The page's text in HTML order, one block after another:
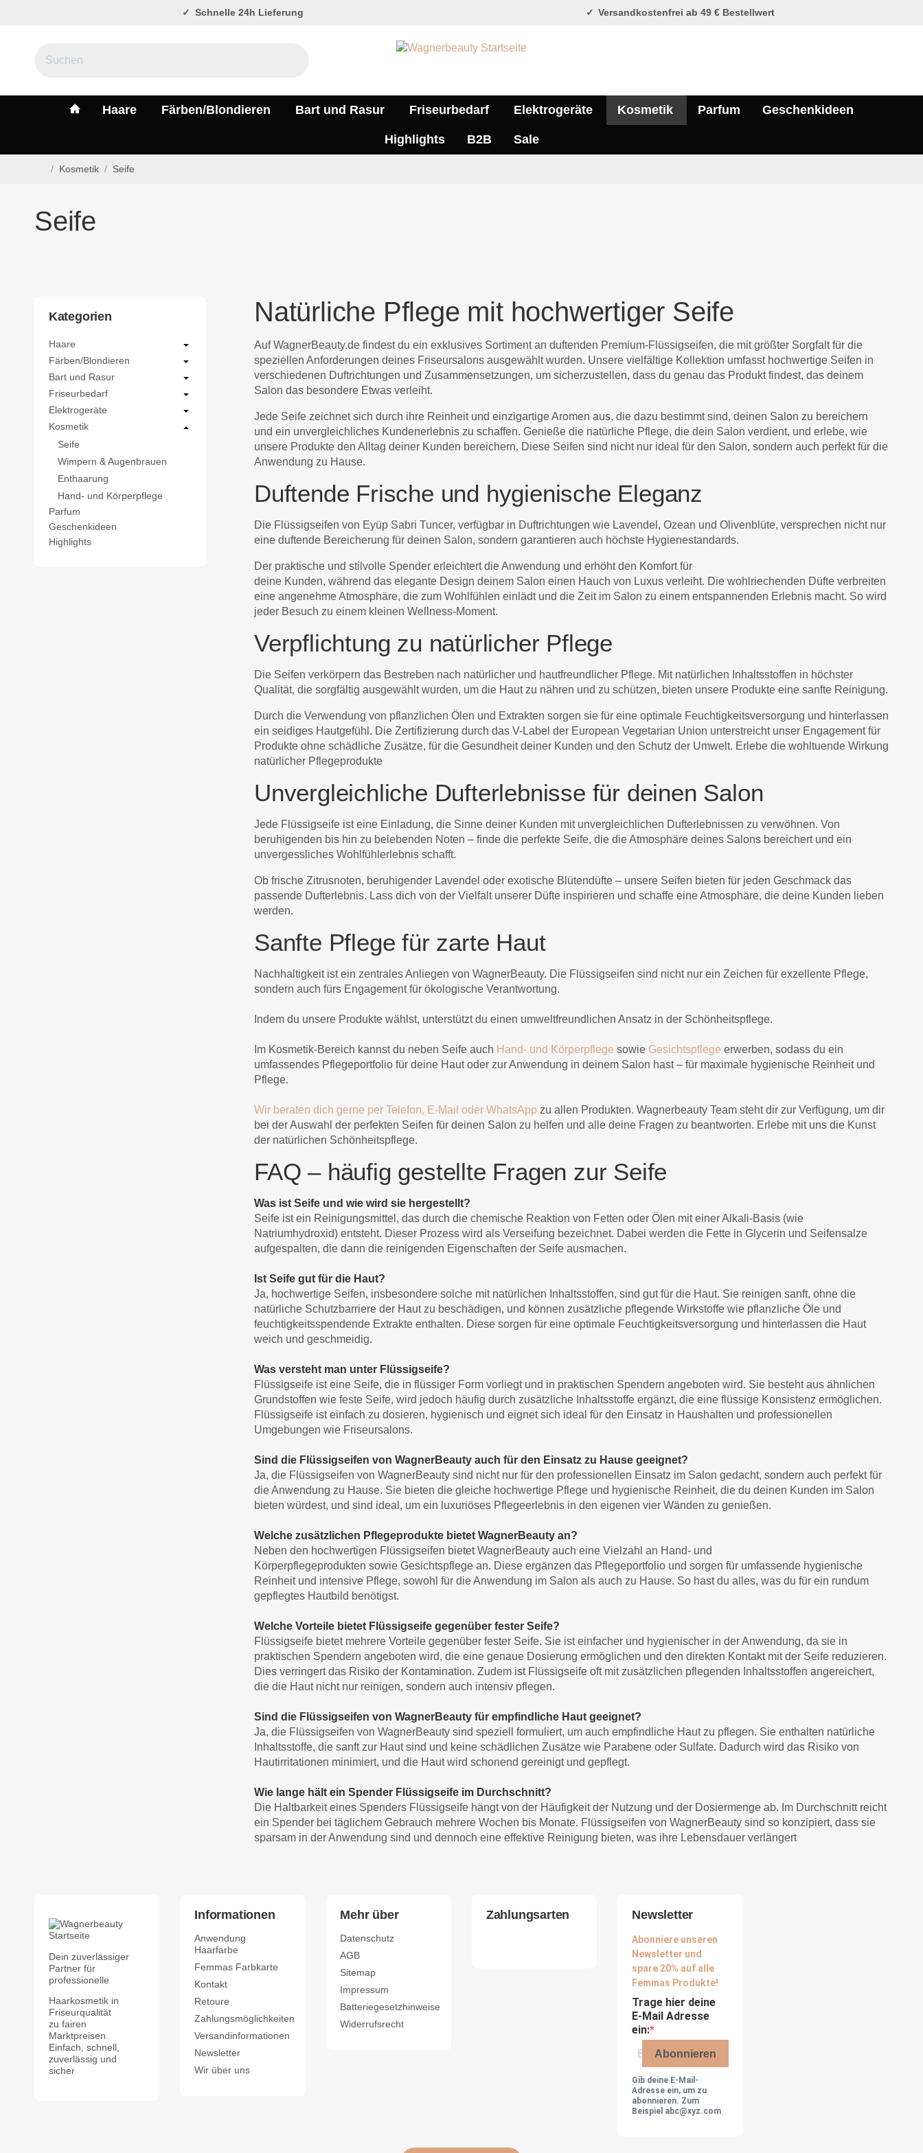
Schnelle 24h Lieferung Versandkostenfrei ab 49 € Bestellwert
#custom.linkHome#
Haare Färben/Blondieren Bart und Rasur Friseurbedarf Elektrogeräte Kosmetik Parfum Geschenkideen
Highlights B2B Sale
/ Kosmetik / Seife
Seife
Natürliche Pflege mit hochwertiger Seife
Auf WagnerBeauty.de findest du ein exklusives Sortiment an duftenden Premium-Flüssigseifen, die mit größter Sorgfalt für die
speziellen Anforderungen deines Friseursalons ausgewählt wurden. Unsere vielfältige Kollektion umfasst hochwertige Seifen in
verschiedenen Duftrichtungen und Zusammensetzungen, um sicherzustellen, dass du genau das Produkt findest, das deinem
Salon das besondere Etwas verleiht.
Jede Seife zeichnet sich durch ihre Reinheit und einzigartige Aromen aus, die dazu bestimmt sind, deinen Salon zu bereichern
und ein unvergleichliches Kundenerlebnis zu schaffen. Genieße die natürliche Pflege, die dein Salon verdient, und erlebe, wie
unsere Produkte den Alltag deiner Kunden bereichern. Diese Seifen sind nicht nur ideal für den Salon, sondern auch perfekt für die
Anwendung zu Hause.
Duftende Frische und hygienische Eleganz
Die Flüssigseifen von Eyüp Sabri Tuncer, verfügbar in Duftrichtungen wie Lavendel, Ozean und Olivenblüte, versprechen nicht nur
eine duftende Bereicherung für deinen Salon, sondern garantieren auch höchste Hygienestandards.
Der praktische und stilvolle Spender erleichtert die Anwendung und erhöht den Komfort für
deine Kunden, während das elegante Design deinem Salon einen Hauch von Luxus verleiht. Die wohlriechenden Düfte verbreiten
eine angenehme Atmosphäre, die zum Wohlfühlen einlädt und die Zeit im Salon zu einem entspannenden Erlebnis macht. So wird
jeder Besuch zu einem kleinen Wellness-Moment.
Verpflichtung zu natürlicher Pflege
Die Seifen verkörpern das Bestreben nach natürlicher und hautfreundlicher Pflege. Mit natürlichen Inhaltsstoffen in höchster
Qualität, die sorgfältig ausgewählt wurden, um die Haut zu nähren und zu schützen, bieten unsere Produkte eine sanfte Reinigung.
Durch die Verwendung von pflanzlichen Ölen und Extrakten sorgen sie für eine optimale Feuchtigkeitsversorgung und hinterlassen
ein seidiges Hautgefühl. Die Zertifizierung durch das V-Label der European Vegetarian Union unterstreicht unser Engagement für
Produkte ohne schädliche Zusätze, für die Gesundheit deiner Kunden und den Schutz der Umwelt. Erlebe die wohltuende Wirkung
natürlicher Pflegeprodukte
Unvergleichliche Dufterlebnisse für deinen Salon
Jede Flüssigseife ist eine Einladung, die Sinne deiner Kunden mit unvergleichlichen Dufterlebnissen zu verwöhnen. Von
beruhigenden bis hin zu belebenden Noten – finde die perfekte Seife, die die Atmosphäre deines Salons bereichert und ein
unvergessliches Wohlfühlerlebnis schafft.
Ob frische Zitrusnoten, beruhigender Lavendel oder exotische Blütendüfte – unsere Seifen bieten für jeden Geschmack das
passende Dufterlebnis. Lass dich von der Vielfalt unserer Düfte inspirieren und schaffe eine Atmosphäre, die deine Kunden lieben
werden.
Sanfte Pflege für zarte Haut
Nachhaltigkeit ist ein zentrales Anliegen von WagnerBeauty. Die Flüssigseifen sind nicht nur ein Zeichen für exzellente Pflege,
sondern auch fürs Engagement für ökologische Verantwortung.
Indem du unsere Produkte wählst, unterstützt du einen umweltfreundlichen Ansatz in der Schönheitspflege.
Im Kosmetik-Bereich kannst du neben Seife auch Hand- und Körperpflege sowie Gesichtspflege erwerben, sodass du ein
umfassendes Pflegeportfolio für deine Haut oder zur Anwendung in deinem Salon hast – für maximale hygienische Reinheit und
Pflege.
Wir beraten dich gerne per Telefon, E-Mail oder WhatsApp zu allen Produkten. Wagnerbeauty Team steht dir zur Verfügung, um dir
bei der Auswahl der perfekten Seifen für deinen Salon zu helfen und alle deine Fragen zu beantworten. Erlebe mit uns die Kunst
der natürlichen Schönheitspflege.
FAQ – häufig gestellte Fragen zur Seife
Was ist Seife und wie wird sie hergestellt?
Seife ist ein Reinigungsmittel, das durch die chemische Reaktion von Fetten oder Ölen mit einer Alkali-Basis (wie
Natriumhydroxid) entsteht. Dieser Prozess wird als Verseifung bezeichnet. Dabei werden die Fette in Glycerin und Seifensalze
aufgespalten, die dann die reinigenden Eigenschaften der Seife ausmachen.
Ist Seife gut für die Haut?
Ja, hochwertige Seifen, insbesondere solche mit natürlichen Inhaltsstoffen, sind gut für die Haut. Sie reinigen sanft, ohne die
natürliche Schutzbarriere der Haut zu beschädigen, und können zusätzliche pflegende Wirkstoffe wie pflanzliche Öle und
feuchtigkeitsspendende Extrakte enthalten. Diese sorgen für eine optimale Feuchtigkeitsversorgung und hinterlassen die Haut
weich und geschmeidig.
Was versteht man unter Flüssigseife?
Flüssigseife ist eine Seife, die in flüssiger Form vorliegt und in praktischen Spendern angeboten wird. Sie besteht aus ähnlichen
Grundstoffen wie feste Seife, wird jedoch häufig durch zusätzliche Inhaltsstoffe ergänzt, die eine flüssige Konsistenz ermöglichen.
Flüssigseife ist einfach zu dosieren, hygienisch und eignet sich ideal für den Einsatz in Haushalten und professionellen
Umgebungen wie Friseursalons.
Sind die Flüssigseifen von WagnerBeauty auch für den Einsatz zu Hause geeignet?
Ja, die Flüssigseifen von WagnerBeauty sind nicht nur für den professionellen Einsatz im Salon gedacht, sondern auch perfekt für
die Anwendung zu Hause. Sie bieten die gleiche hochwertige Pflege und hygienische Reinheit, die du deinen Kunden im Salon
bieten würdest, und sind ideal, um ein luxuriöses Pflegeerlebnis in den eigenen vier Wänden zu genießen.
Welche zusätzlichen Pflegeprodukte bietet WagnerBeauty an?
Neben den hochwertigen Flüssigseifen bietet WagnerBeauty auch eine Vielzahl an Hand- und
Körperpflegeprodukten sowie Gesichtspflege an. Diese ergänzen das Pflegeportfolio und sorgen für umfassende hygienische
Reinheit und intensive Pflege, sowohl für die Anwendung im Salon als auch zu Hause. So hast du alles, was du für ein rundum
gepflegtes Hautbild benötigst.
Welche Vorteile bietet Flüssigseife gegenüber fester Seife?
Flüssigseife bietet mehrere Vorteile gegenüber fester Seife. Sie ist einfacher und hygienischer in der Anwendung, da sie in
praktischen Spendern angeboten wird, die eine genaue Dosierung ermöglichen und den direkten Kontakt mit der Seife reduzieren.
Dies verringert das Risiko der Kontamination. Zudem ist Flüssigseife oft mit zusätzlichen pflegenden Inhaltsstoffen angereichert,
die die Haut nicht nur reinigen, sondern auch intensiv pflegen.
Sind die Flüssigseifen von WagnerBeauty für empfindliche Haut geeignet?
Ja, die Flüssigseifen von WagnerBeauty sind speziell formuliert, um auch empfindliche Haut zu pflegen. Sie enthalten natürliche
Inhaltsstoffe, die sanft zur Haut sind und keine schädlichen Zusätze wie Parabene oder Sulfate. Dadurch wird das Risiko von
Hautirritationen minimiert, und die Haut wird schonend gereinigt und gepflegt.
Wie lange hält ein Spender Flüssigseife im Durchschnitt?
Die Haltbarkeit eines Spenders Flüssigseife hängt von der Häufigkeit der Nutzung und der Dosiermenge ab. Im Durchschnitt reicht
ein Spender bei täglichem Gebrauch mehrere Wochen bis Monate. Flüssigseifen von WagnerBeauty sind so konzipiert, dass sie
sparsam in der Anwendung sind und dennoch eine effektive Reinigung bieten, was ihre Lebensdauer verlängert
Kategorien
Haare
Färben/Blondieren
Bart und Rasur
Friseurbedarf
Elektrogeräte
Kosmetik
Seife
Wimpern & Augenbrauen
Enthaarung
Hand- und Körperpflege
Parfum
Geschenkideen
Highlights
Dein zuverlässiger
Partner für
professionelle
Haarkosmetik in
Friseurqualität
zu fairen
Marktpreisen.
Einfach, schnell,
zuverlässig und
sicher
Informationen
Anwendung
Haarfarbe
Femmas Farbkarte
Kontakt
Retoure
Zahlungsmöglichkeiten
Versandinformationen
Newsletter
Wir über uns
Mehr über
Datenschutz
AGB
Sitemap
Impressum
Batteriegesetzhinweise
Widerrufsrecht
Zahlungsarten Newsletter
Abonniere unseren
Newsletter und
spare 20% auf alle
Femmas Produkte!
Trage hier deine
E-Mail Adresse
ein:
Abonnieren
Gib deine E-Mail-
Adresse ein, um zu
abonnieren. Zum
Beispiel abc@xyz.com